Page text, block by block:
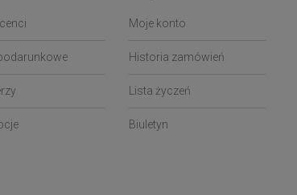
Moje konto
Historia zamówień
Lista życzeń
Biuletyn